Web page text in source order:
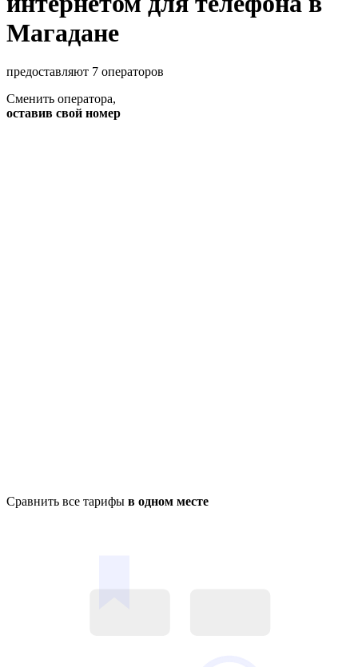
Магадане
предоставляют 7 операторов
Сменить оператора,
оставив свой номер
Сравнить все тарифы в одном месте